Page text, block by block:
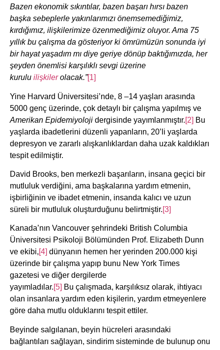
Bazen ekonomik sıkıntılar, bazen başarı hırsı bazen
başka sebeplerle yakınlarımızı önemsemediğimiz,
kırdığımız, ilişkilerimize özenmediğimiz oluyor. Ama 75
yıllık bu çalışma da gösteriyor ki ömrümüzün sonunda iyi
bir hayat yaşadım mı diye geriye dönüp baktığımızda, her
şeyden önemlisi karşılıklı sevgi üzerine
kurulu ilişkilerolacak.”[1]
Yine Harvard Üniversitesi’nde, 8 –14 yaşları arasında
5000 genç üzerinde, çok detaylı bir çalışma yapılmış ve
Amerikan Epidemiyoloji dergisinde yayımlanmıştır.[2] Bu
yaşlarda ibadetlerini düzenli yapanların, 20’li yaşlarda
depresyon ve zararlı alışkanlıklardan daha uzak kaldıkları
tespit edilmiştir.
David Brooks, ben merkezli başarıların, insana geçici bir
mutluluk verdiğini, ama başkalarına yardım etmenin,
işbirliğinin ve ibadet etmenin, insanda kalıcı ve uzun
süreli bir mutluluk oluşturduğunu belirtmiştir.[3]
Kanada’nın Vancouver şehrindeki British Columbia
Üniversitesi Psikoloji Bölümünden Prof. Elizabeth Dunn
ve ekibi,[4] dünyanın hemen her yerinden 200.000 kişi
üzerinde bir çalışma yapıp bunu New York Times
gazetesi ve diğer dergilerde
yayımladılar.[5] Bu çalışmada, karşılıksız olarak, ihtiyacı
olan insanlara yardım eden kişilerin, yardım etmeyenlere
göre daha mutlu olduklarını tespit ettiler.
Beyinde salgılanan, beyin hücreleri arasındaki
bağlantıları sağlayan, sindirim sisteminde de bulunup onu